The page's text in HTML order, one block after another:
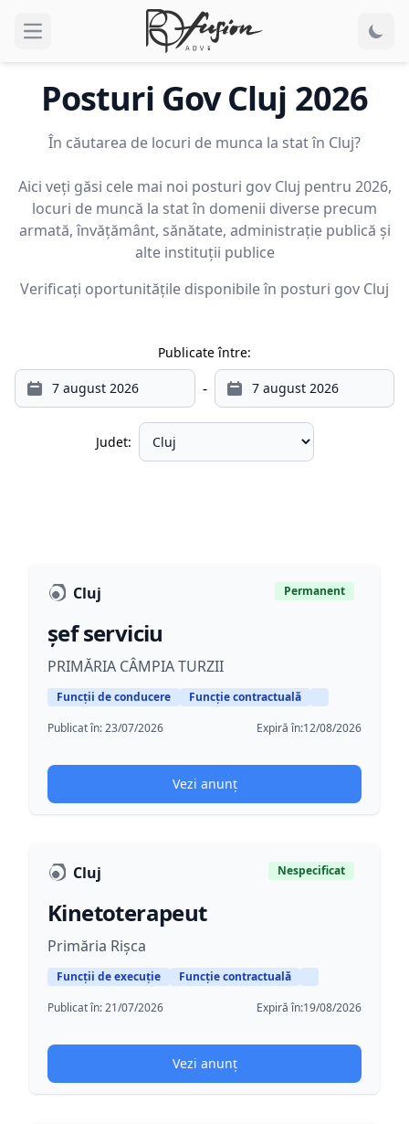
Open main menu
Posturi GovCluj 2026
În căutarea de locuri de munca la stat în Cluj?
Aici veți găsi cele mai noi posturi gov Cluj pentru 2026,
locuri de muncă la stat în domenii diverse precum
armată, învățământ, sănătate, administrație publică și
alte instituții publice
Verificați oportunitățile disponibile în posturi gov Cluj
Publicate între:
-
Judet:
Cluj Permanent
șef serviciu
PRIMĂRIA CÂMPIA TURZII
Funcții de conducere
Funcție contractuală
Publicat în:23/07/2026 Expiră în:12/08/2026
Vezi anunț
Cluj Nespecificat
Kinetoterapeut
Primăria Rișca
Funcții de execuție
Funcție contractuală
Publicat în:21/07/2026 Expiră în:19/08/2026
Vezi anunț